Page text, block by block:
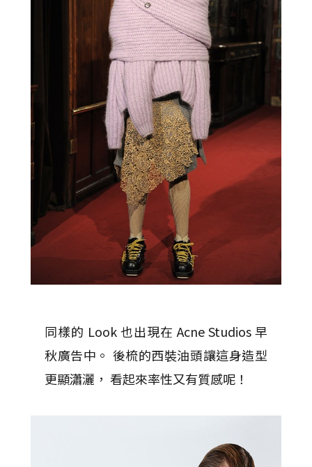
同樣的 Look 也出現在 Acne Studios 早
秋廣告中。 後梳的西裝油頭讓這身造型
更顯瀟灑， 看起來率性又有質感呢！